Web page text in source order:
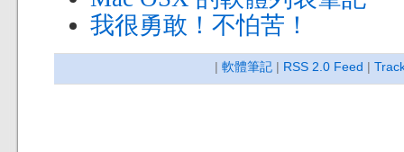
我很勇敢！不怕苦！
| 軟體筆記 | RSS 2.0 Feed |